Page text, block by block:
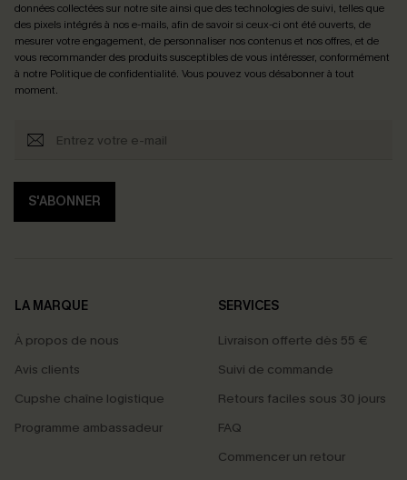
données collectées sur notre site ainsi que des technologies de suivi, telles que
des pixels intégrés à nos e-mails, afin de savoir si ceux-ci ont été ouverts, de
mesurer votre engagement, de personnaliser nos contenus et nos offres, et de
vous recommander des produits susceptibles de vous intéresser, conformément
à notre Politique de confidentialité. Vous pouvez vous désabonner à tout
moment.
S'ABONNER
LA MARQUE
À propos de nous
Avis clients
Cupshe chaîne logistique
Programme ambassadeur
SERVICES
Livraison offerte dès 55 €
Suivi de commande
Retours faciles sous 30 jours
FAQ
Commencer un retour